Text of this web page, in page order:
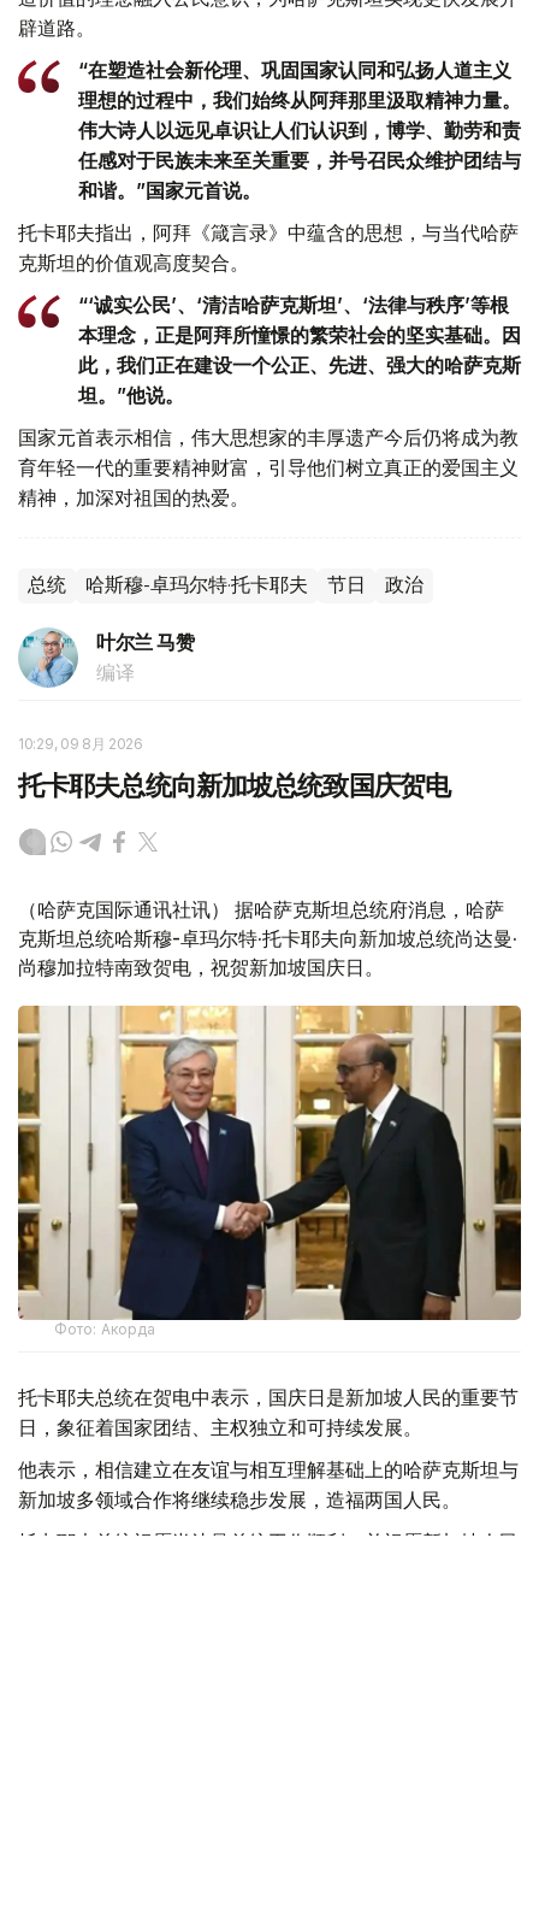
辟道路。
“在塑造社会新伦理、巩固国家认同和弘扬人道主义
理想的过程中，我们始终从阿拜那里汲取精神力量。
伟大诗人以远见卓识让人们认识到，博学、勤劳和责
任感对于民族未来至关重要，并号召民众维护团结与
和谐。”国家元首说。
托卡耶夫指出，阿拜《箴言录》中蕴含的思想，与当代哈萨
克斯坦的价值观高度契合。
“‘诚实公民’、‘清洁哈萨克斯坦’、‘法律与秩序’等根
本理念，正是阿拜所憧憬的繁荣社会的坚实基础。因
此，我们正在建设一个公正、先进、强大的哈萨克斯
坦。”他说。
国家元首表示相信，伟大思想家的丰厚遗产今后仍将成为教
育年轻一代的重要精神财富，引导他们树立真正的爱国主义
精神，加深对祖国的热爱。
总统 哈斯穆-卓玛尔特·托卡耶夫 节日 政治
叶尔兰 马赞
编译
10:29, 09 8月 2026
托卡耶夫总统向新加坡总统致国庆贺电
（哈萨克国际通讯社讯） 据哈萨克斯坦总统府消息，哈萨
克斯坦总统哈斯穆-卓玛尔特·托卡耶夫向新加坡总统尚达曼·
尚穆加拉特南致贺电，祝贺新加坡国庆日。
Фото: Акорда
托卡耶夫总统在贺电中表示，国庆日是新加坡人民的重要节
日，象征着国家团结、主权独立和可持续发展。
他表示，相信建立在友谊与相互理解基础上的哈萨克斯坦与
新加坡多领域合作将继续稳步发展，造福两国人民。
托卡耶夫总统祝愿尚达曼总统工作顺利，并祝愿新加坡人民